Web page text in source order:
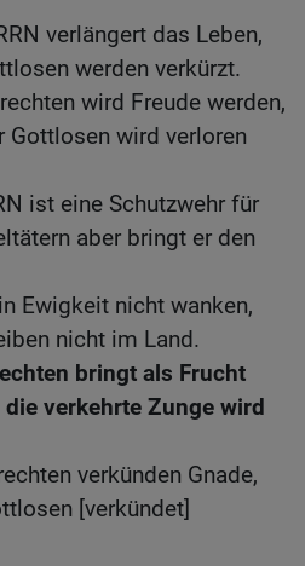
verlängert das Leben,
werden verkürzt.
wird Freude werden,
Gottlosen wird verloren
ist eine Schutzwehr für
aber bringt er den
Ewigkeit nicht wanken,
nicht im Land.
bringt als Frucht
verkehrte Zunge wird
verkünden Gnade,
[verkündet]